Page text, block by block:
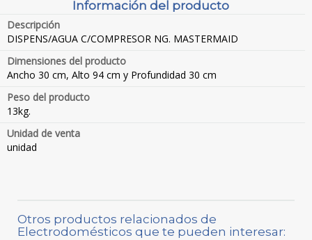
Información del producto
Descripción
DISPENS/AGUA C/COMPRESOR NG. MASTERMAID
Dimensiones del producto
Ancho 30 cm, Alto 94 cm y Profundidad 30 cm
Peso del producto
13kg.
Unidad de venta
unidad
Otros productos relacionados de
Electrodomésticos que te pueden interesar: